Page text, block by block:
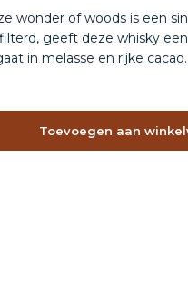
wonder of woods is een
geeft deze whisky
in melasse en rijke
Toevoegen aan